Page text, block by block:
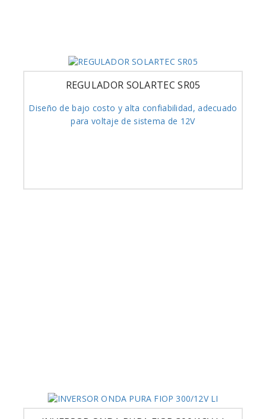
REGULADOR SOLARTEC SR05
Diseño de bajo costo y alta confiabilidad, adecuado
para voltaje de sistema de 12V